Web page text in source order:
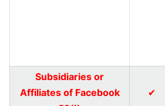
Subsidiaries or
Affiliates of Facebook
✔